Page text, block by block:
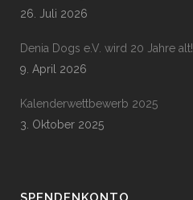
26. Juli 2026
Denia Dogs e.V. wird 20 Jahre alt!
9. April 2026
Kalenderwettbewerb 2025
3. Oktober 2025